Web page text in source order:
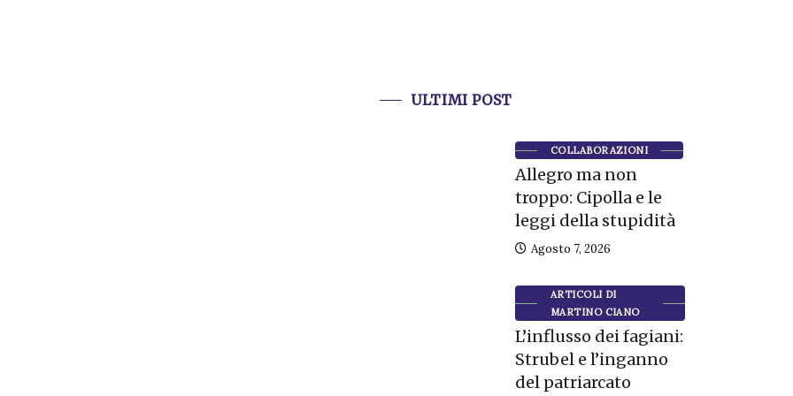
ULTIMI POST
COLLABORAZIONI
Allegro ma non
troppo: Cipolla e le
leggi della stupidità
Agosto 7, 2026
ARTICOLI DI
MARTINO CIANO
L’influsso dei fagiani:
Strubel e l’inganno
del patriarcato